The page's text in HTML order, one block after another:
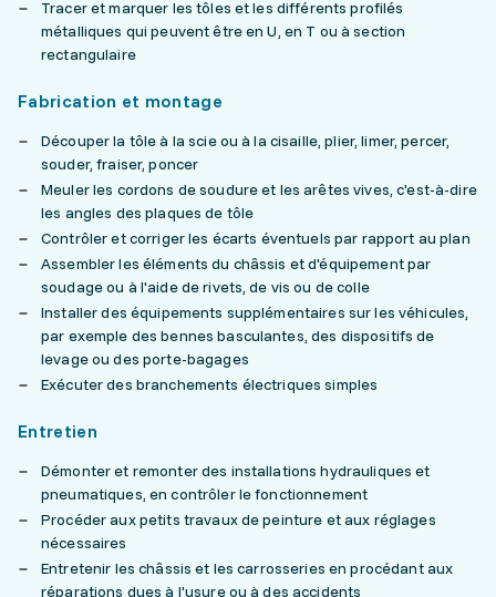
Tracer et marquer les tôles et les différents profilés
métalliques qui peuvent être en U, en T ou à section
rectangulaire
Fabrication et montage
Découper la tôle à la scie ou à la cisaille, plier, limer, percer,
souder, fraiser, poncer
Meuler les cordons de soudure et les arêtes vives, c'est-à-dire
les angles des plaques de tôle
Contrôler et corriger les écarts éventuels par rapport au plan
Assembler les éléments du châssis et d'équipement par
soudage ou à l'aide de rivets, de vis ou de colle
Installer des équipements supplémentaires sur les véhicules,
par exemple des bennes basculantes, des dispositifs de
levage ou des porte-bagages
Exécuter des branchements électriques simples
Entretien
Démonter et remonter des installations hydrauliques et
pneumatiques, en contrôler le fonctionnement
Procéder aux petits travaux de peinture et aux réglages
nécessaires
Entretenir les châssis et les carrosseries en procédant aux
réparations dues à l'usure ou à des accidents